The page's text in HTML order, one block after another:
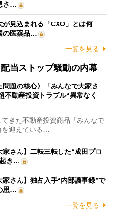
さ…
見込まれる「CXO」とは何
の医薬品…
一覧を見る
当ストップ騒動の内幕
問題の核心》「みんなで大家さ
不動産投資トラブル“異常なく
きた不動産投資商品「みんなで
を迎えている…
家さん】二転三転した“成田プロ
起き…
家さん】独占入手“内部議事録”で
思…
一覧を見る